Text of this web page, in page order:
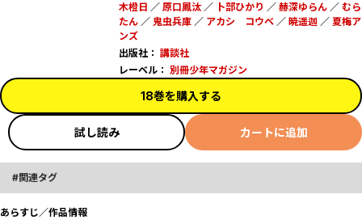
木橙日 ／ 原口鳳汰／ 卜部ひかり ／ 赫深ゆらん／ むら
たん／ 鬼虫兵庫／ アカシ コウベ／ 暁遥迦／ 夏梅ア
ンズ
出版社： 講談社
レーベル： 別冊少年マガジン
18巻を購入する
試し読み カートに追加
関連タグ
あらすじ／作品情報